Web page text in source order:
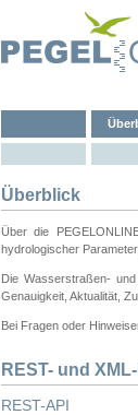
Überblick
Über die
hydrologischer
Die Wasserstraßen-
Genauigkeit, Aktualität,
Bei Fragen oder
REST- und
REST-API